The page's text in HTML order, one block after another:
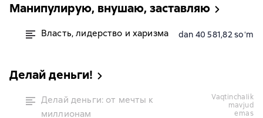
Манипулирую, внушаю, заставляю
Власть, лидерство и харизма dan 40 581,82 soʻm
Делай деньги!
Делай деньги: от мечты к
миллионам
vaqtinchalik
mavjud
emas